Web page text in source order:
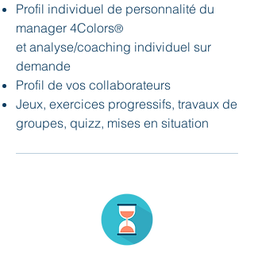
Profil individuel de personnalité du
manager 4Colors®
et analyse/coaching individuel sur
demande
Profil de vos collaborateurs
Jeux, exercices progressifs, travaux de
groupes, quizz, mises en situation